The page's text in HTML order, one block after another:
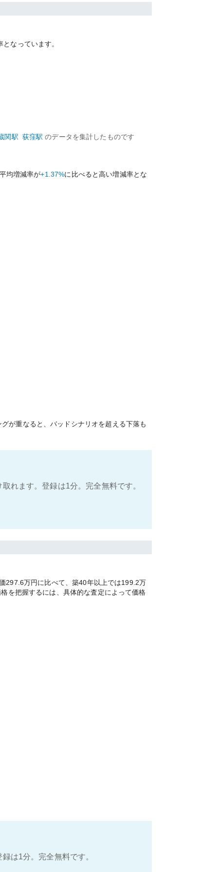
となっています。
関駅 荻窪駅 のデータを集計したものです
均増減率が+1.37%に比べると高い増減率とな
が重なると、バッドシナリオを超える下落も
れます。登録は1分。完全無料です。
297.6万円に比べて、築40年以上では199.2万
を把握するには、具体的な査定によって価格
は1分。完全無料です。